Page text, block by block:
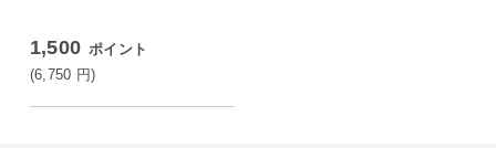
1,500 ポイント
(6,750 円)